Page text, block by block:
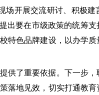
开展交流研讨、积极
出要在市级政策的统筹
特色品牌建设，以办学
供了重要依据。下一步
落地见效，切实打通教